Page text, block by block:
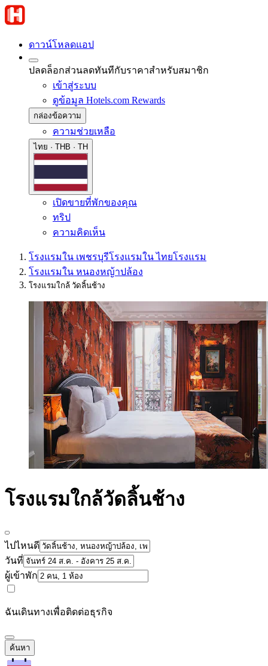
ดาวน์โหลดแอป
ปลดล็อกส่วนลดทันทีกับราคาสำหรับสมาชิก
เข้าสู่ระบบ
ดูข้อมูล Hotels.com Rewards
กล่องข้อความ
ความช่วยเหลือ
ไทย · THB · TH
เปิดขายที่พักของคุณ
ทริป
ความคิดเห็น
โรงแรมใน เพชรบุรีโรงแรมใน ไทยโรงแรม
โรงแรมใน หนองหญ้าปล้อง
โรงแรมใกล้ วัดลิ้นช้าง
โรงแรมใกล้วัดลิ้นช้าง
ไปไหนดี
วันที่
ผู้เข้าพัก
ฉันเดินทางเพื่อติดต่อธุรกิจ
ค้นหา